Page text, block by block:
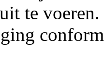
te